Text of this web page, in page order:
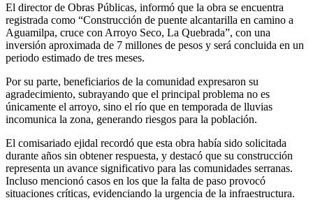
El director de Obras Públicas, informó que la obra se encuentra
registrada como “Construcción de puente alcantarilla en camino a
Aguamilpa, cruce con Arroyo Seco, La Quebrada”, con una
inversión aproximada de 7 millones de pesos y será concluida en un
periodo estimado de tres meses.
Por su parte, beneficiarios de la comunidad expresaron su
agradecimiento, subrayando que el principal problema no es
únicamente el arroyo, sino el río que en temporada de lluvias
incomunica la zona, generando riesgos para la población.
El comisariado ejidal recordó que esta obra había sido solicitada
durante años sin obtener respuesta, y destacó que su construcción
representa un avance significativo para las comunidades serranas.
Incluso mencionó casos en los que la falta de paso provocó
situaciones críticas, evidenciando la urgencia de la infraestructura.